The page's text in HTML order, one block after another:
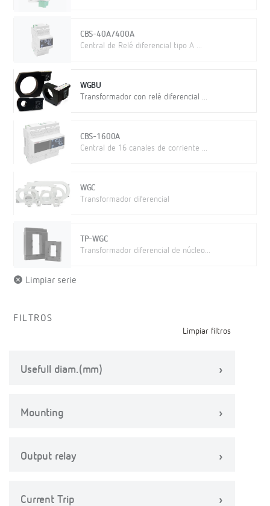
CBS-40A/400A
Central de Relé diferencial tipo A ...
WGBU
Transformador con relé diferencial ...
CBS-1600A
Central de 16 canales de corriente ...
WGC
Transformador diferencial
TP-WGC
Transformador diferencial de núcleo...
Limpiar serie
FILTROS
Limpiar filtros
Usefull diam.(mm)
Mounting
Output relay
Current Trip